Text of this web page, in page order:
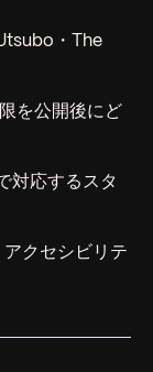
・The
を公開後にど
対応するスタ
クセシビリテ